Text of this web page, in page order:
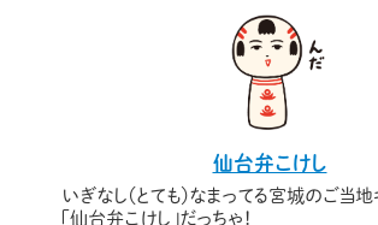
仙台弁こけし
いぎなし（とても）なまってる宮城のご当地
「仙台弁こけし」だっちゃ！